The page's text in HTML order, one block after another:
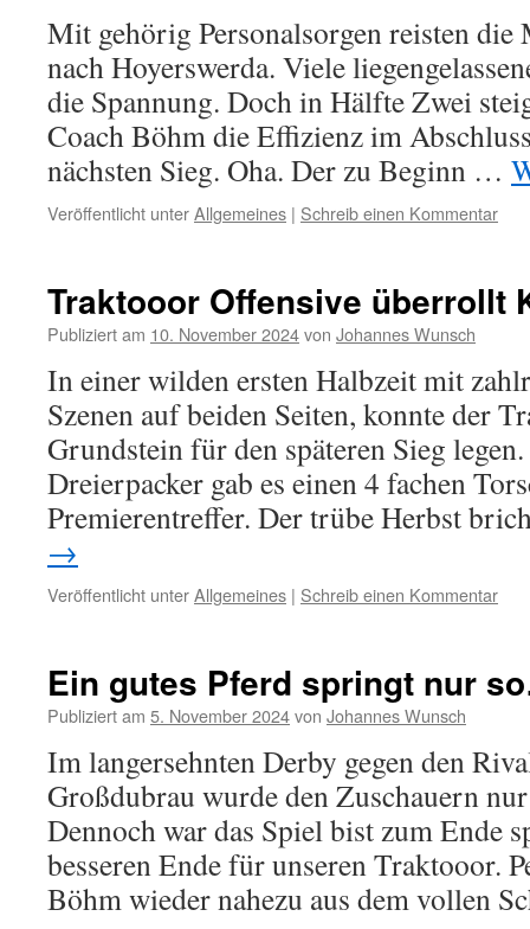
Mit gehörig Personalsorgen reisten die
nach Hoyerswerda. Viele
die Spannung. Doch in Hälfte Zwei
Coach Böhm die Effizienz im
nächsten Sieg. Oha. Der zu Beginn …
Veröffentlicht unterAllgemeines | Schreib einen Kommentar
Traktooor Offensive überrollt
Publiziert am 10. November 2024von Johannes Wunsch
In einer wilden ersten Halbzeit mit
Szenen auf beiden Seiten, konnte der
Grundstein für den späteren Sieg
Dreierpacker gab es einen 4 fachen
Premierentreffer. Der trübe Herbst
→
Veröffentlicht unterAllgemeines | Schreib einen Kommentar
Ein gutes Pferd springt nur
Publiziert am 5. November 2024von Johannes Wunsch
Im langersehnten Derby gegen den
Großdubrau wurde den Zuschauern
Dennoch war das Spiel bist zum Ende
besseren Ende für unseren Traktooor.
Böhm wieder nahezu aus dem vollen